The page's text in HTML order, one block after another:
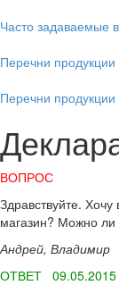
Часто задаваемые
Перечни
Перечни
ВОПРОС
Здравствуйте.
магазин? Можно ли
Андрей, Владимир
ОТВЕТ 09.05.2015